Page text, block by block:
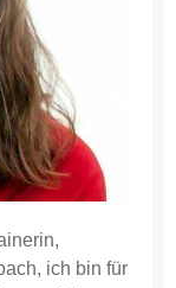
ich bin für